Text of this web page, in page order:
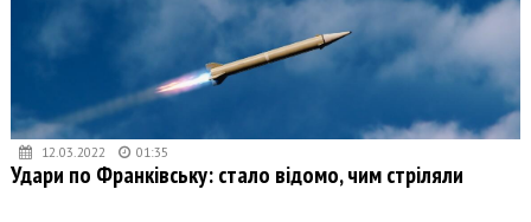
12.03.2022 01:35
Удари по Франківську: стало відомо, чим стріляли